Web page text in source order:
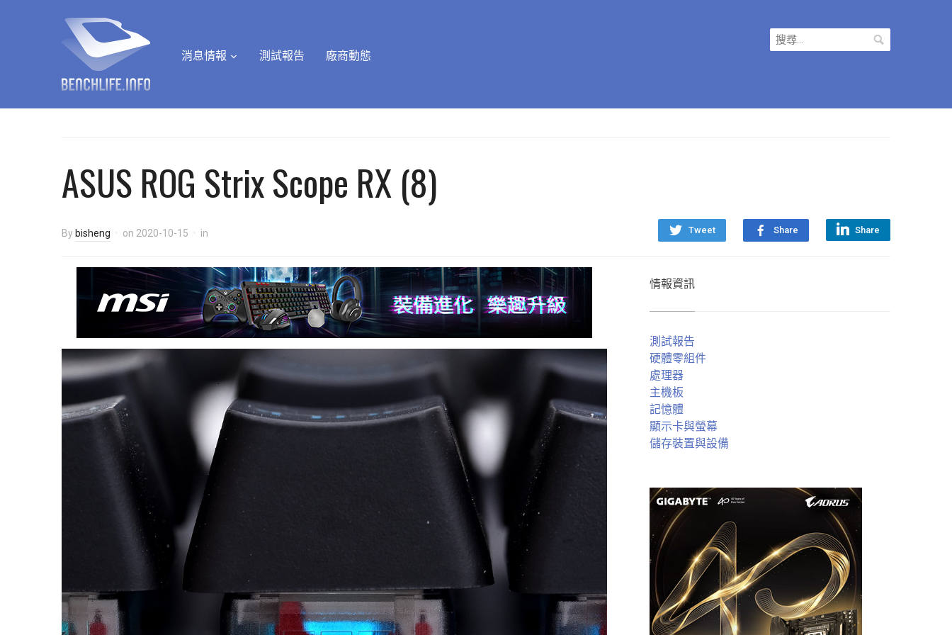
消息情報 測試報告 廠商動態
搜
尋
ASUS ROG Strix Scope RX (8)
Tweet Share Share
By bisheng on 2020-10-15 in
情報資訊
測試報告
硬體零組件
處理器
主機板
記憶體
顯示卡與螢幕
儲存裝置與設備